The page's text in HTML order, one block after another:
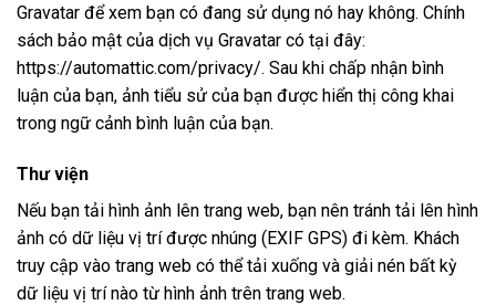
Gravatar để xem bạn có đang sử dụng nó hay không. Chính
sách bảo mật của dịch vụ Gravatar có tại đây:
https://automattic.com/privacy/. Sau khi chấp nhận bình
luận của bạn, ảnh tiểu sử của bạn được hiển thị công khai
trong ngữ cảnh bình luận của bạn.
Thư viện
Nếu bạn tải hình ảnh lên trang web, bạn nên tránh tải lên hình
ảnh có dữ liệu vị trí được nhúng (EXIF GPS) đi kèm. Khách
truy cập vào trang web có thể tải xuống và giải nén bất kỳ
dữ liệu vị trí nào từ hình ảnh trên trang web.